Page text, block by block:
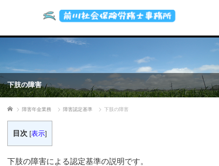
下肢の障害
ホーム 障害年金業務 障害認定基準 下肢の障害
目次 [表示]
下肢の障害による認定基準の説明です。